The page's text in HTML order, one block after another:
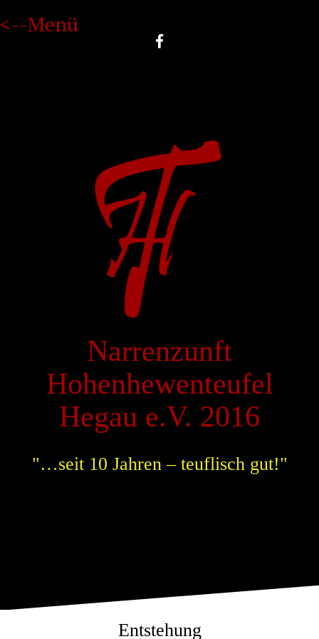
<--Menü
Narrenzunft
Hohenhewenteufel
Hegau e.V. 2016
"…seit 10 Jahren – teuflisch gut!"
Entstehung